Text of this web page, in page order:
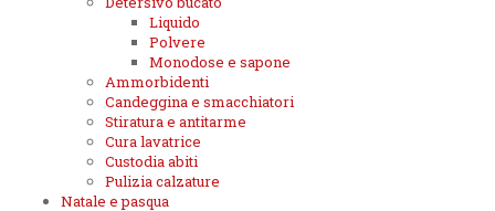
Liquido
Polvere
Monodose e sapone
Ammorbidenti
Candeggina e smacchiatori
Stiratura e antitarme
Cura lavatrice
Custodia abiti
Pulizia calzature
Natale e pasqua